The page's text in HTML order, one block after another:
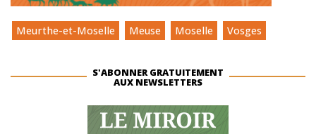
Meurthe-et-Moselle Meuse Moselle Vosges
S'ABONNER GRATUITEMENT
AUX NEWSLETTERS